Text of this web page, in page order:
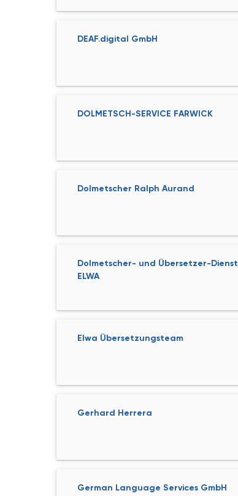
DEAF.digital GmbH
DOLMETSCH-SERVICE FARWICK
Dolmetscher Ralph Aurand
Dolmetscher- und Übersetzer-Dienst
ELWA
Elwa Übersetzungsteam
Gerhard Herrera
German Language Services GmbH